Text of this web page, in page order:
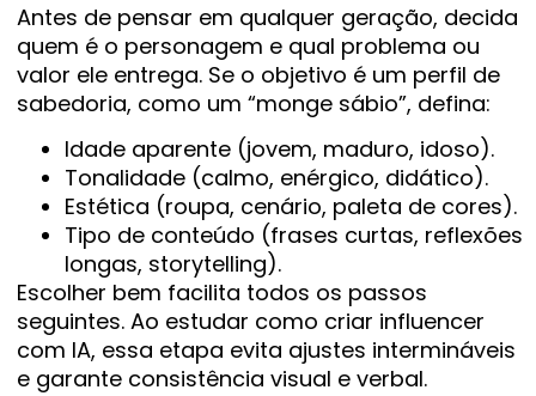
Antes de pensar em qualquer geração, decida
quem é o personagem e qual problema ou
valor ele entrega. Se o objetivo é um perfil de
sabedoria, como um “monge sábio”, defina:
Idade aparente (jovem, maduro, idoso).
Tonalidade (calmo, enérgico, didático).
Estética (roupa, cenário, paleta de cores).
Tipo de conteúdo (frases curtas, reflexões
longas, storytelling).
Escolher bem facilita todos os passos
seguintes. Ao estudar como criar influencer
com IA, essa etapa evita ajustes intermináveis
e garante consistência visual e verbal.